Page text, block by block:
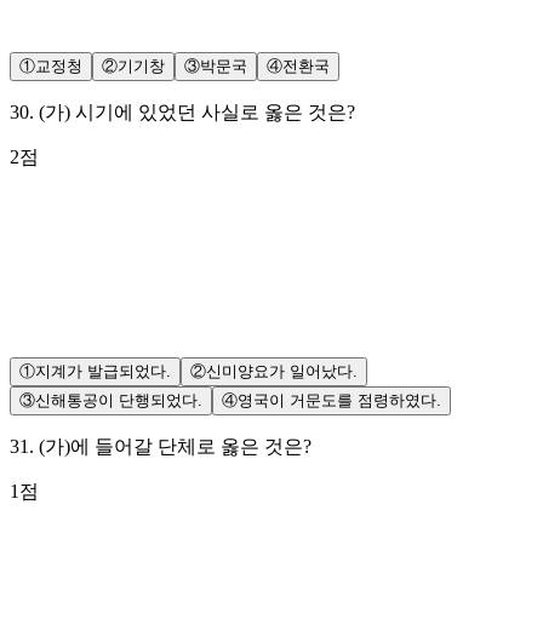
①교정청 ②기기창 ③박문국 ④전환국
30. (가) 시기에 있었던 사실로 옳은 것은?
2점
①지계가 발급되었다. ②신미양요가 일어났다.
③신해통공이 단행되었다. ④영국이 거문도를 점령하였다.
31 . (가)에 들어갈 단체로 옳은 것은?
1 점